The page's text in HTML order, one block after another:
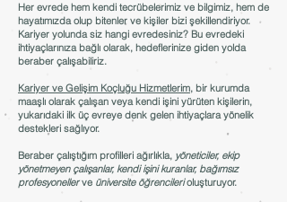
Her evrede hem kendi tecrübelerimiz ve bilgimiz, hem de
hayatımızda olup bitenler ve kişiler bizi şekillendiriyor.
Kariyer yolunda siz hangi evredesiniz? Bu evredeki
ihtiyaçlarınıza bağlı olarak, hedeflerinize giden yolda
beraber çalışabiliriz.
Kariyer ve Gelişim Koçluğu Hizmetlerim, bir kurumda
maaşlı olarak çalışan veya kendi işini yürüten kişilerin,
yukarıdaki ilk üç evreye denk gelen ihtiyaçlara yönelik
destekleri sağlıyor.
Beraber çalıştığım profilleri ağırlıkla, yöneticiler, ekip
yönetmeyen çalışanlar, kendi işini kuranlar, bağımsız
profesyonellerve üniversite öğrencilerioluşturuyor.